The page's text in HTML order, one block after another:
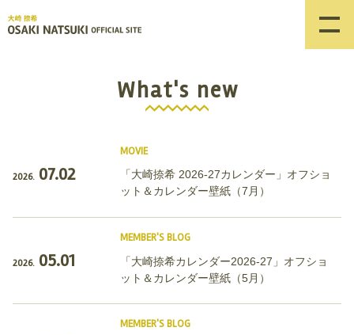
What's new
2026. 07.02
MOVIE
「大崎捺希 2026-27カレンダー」オフショ
ット＆カレンダー壁紙（7月）
2026. 05.01
MEMBER'S BLOG
「大崎捺希カレンダー2026-27」オフショ
ット＆カレンダー壁紙（5月）
MEMBER'S BLOG